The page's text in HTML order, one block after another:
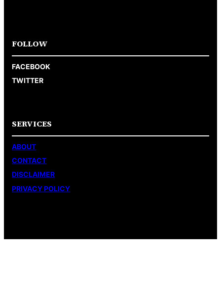
FOLLOW
FACEBOOK
TWITTER
SERVICES
ABOUT
CONTACT
DISCLAIMER
PRIVACY POLICY